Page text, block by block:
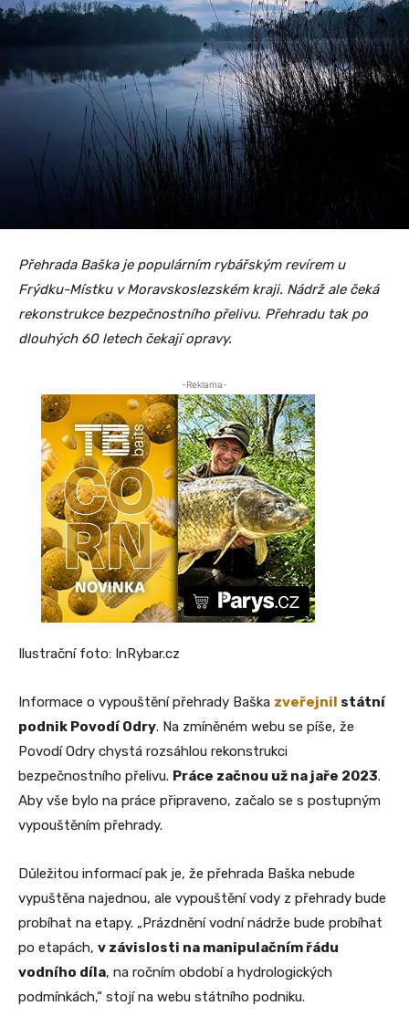
Přehrada Baška je populárním rybářským revírem u
Frýdku-Místku v Moravskoslezském kraji. Nádrž ale čeká
rekonstrukce bezpečnostního přelivu. Přehradu tak po
dlouhých 60 letech čekají opravy.
-Reklama-
Ilustrační foto: InRybar.cz
Informace o vypouštění přehrady Baška zveřejnil státní
podnik Povodí Odry. Na zmíněném webu se píše, že
Povodí Odry chystá rozsáhlou rekonstrukci
bezpečnostního přelivu. Práce začnou už na jaře 2023.
Aby vše bylo na práce připraveno, začalo se s postupným
vypouštěním přehrady.
Důležitou informací pak je, že přehrada Baška nebude
vypuštěna najednou, ale vypouštění vody z přehrady bude
probíhat na etapy. „Prázdnění vodní nádrže bude probíhat
po etapách, v závislosti na manipulačním řádu
vodního díla, na ročním období a hydrologických
podmínkách,“ stojí na webu státního podniku.